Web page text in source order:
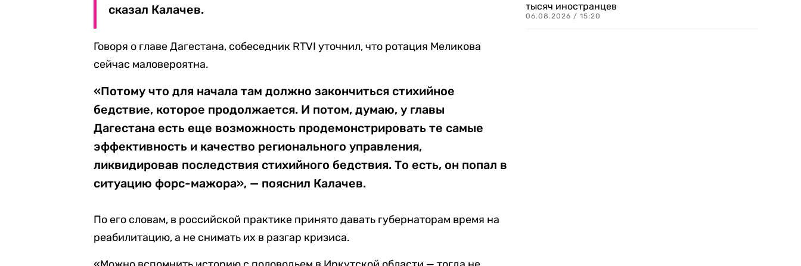
сказал Калачев.
Говоря о главе Дагестана, собеседник RTVI уточнил, что ротация Меликова
сейчас маловероятна.
«Потому что для начала там должно закончиться стихийное
бедствие, которое продолжается. И потом, думаю, у главы
Дагестана есть еще возможность продемонстрировать те самые
эффективность и качество регионального управления,
ликвидировав последствия стихийного бедствия. То есть, он попал в
ситуацию форс-мажора», — пояснил Калачев.
По его словам, в российской практике принято давать губернаторам время на
реабилитацию, а не снимать их в разгар кризиса.
тысяч иностранцев
06.08.2026 / 15:20